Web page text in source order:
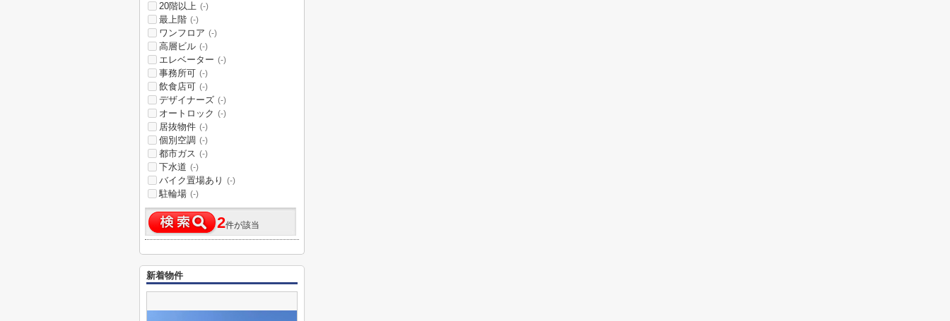
20階以上 (-)
最上階 (-)
ワンフロア (-)
高層ビル (-)
エレベーター (-)
事務所可 (-)
飲食店可 (-)
デザイナーズ (-)
オートロック (-)
居抜物件 (-)
個別空調 (-)
都市ガス (-)
下水道 (-)
バイク置場あり (-)
駐輪場 (-)
2件が該当
新着物件